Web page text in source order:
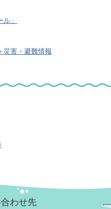
」
害・避難情報
わせ先